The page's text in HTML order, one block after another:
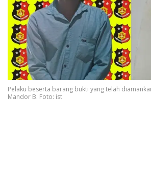
Pelaku beserta barang bukti yang telah
Mandor B. Foto: ist